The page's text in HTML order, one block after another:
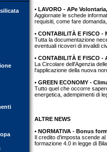
• LAVORO - APe
Aggiornate le schede
requisiti, come fare
• CONTABILITÀ E FISCO
Tutta la documentazione
eventuali ricoveri di invalidi
• CONTABILITÀ E FISCO
La Circolare dell'Agenzia
l'applicazione della nuova
• GREEN ECONOMY -
Tutto quel che occorre
energetica, adempimenti di
ALTRE NEWS
• NORMATIVA - Bonus
Il credito d'imposta scende
formazione 4.0 in legge di